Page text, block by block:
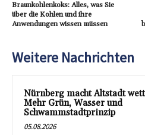
Braunkohlenkoks: Alles, was Sie
über die Kohlen und ihre
Anwendungen wissen müssen
Weitere Nachrichten
Nürnberg macht Altstadt
Mehr Grün, Wasser und
Schwammstadtprinzip
05.08.2026